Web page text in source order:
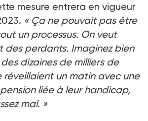
mesure entrera en vigueur
« Ça ne pouvait pas être
un processus. On veut
des perdants. Imaginez bien
dizaines de milliers de
réveillaient un matin avec une
liée à leur handicap,
mal. »